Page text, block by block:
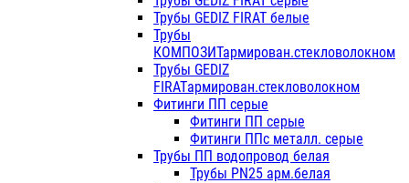
Трубы GEDIZ FIRAT белые
Трубы
КОМПОЗИТармирован.стекловолокном
Трубы GEDIZ
FIRATармирован.стекловолокном
Фитинги ПП серые
Фитинги ПП серые
Фитинги ППс металл. серые
Трубы ПП водопровод белая
Трубы PN25 арм.белая